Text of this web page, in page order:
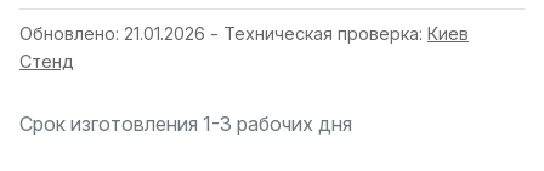
Обновлено: 21.01.2026 - Техническая проверка: Киев
Стенд
Срок изготовления 1-3 рабочих дня